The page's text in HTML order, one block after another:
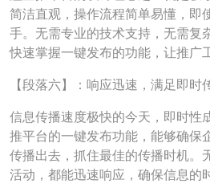
简洁直观，操作流程简单易懂，即
手。无需专业的技术支持，无需复
快速掌握一键发布的功能，让推广
【段落六】：响应迅速，满足即时
信息传播速度极快的今天，即时性
推平台的一键发布功能，能够确保
传播出去，抓住最佳的传播时机。
活动，都能迅速响应，确保信息的